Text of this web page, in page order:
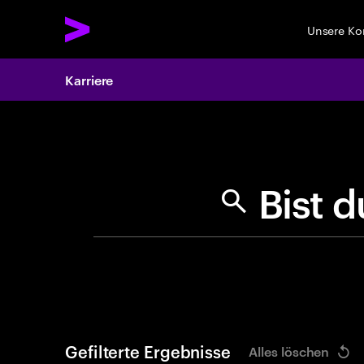
Unsere
Karriere
Bist d
Gefilterte Ergebnisse Alles löschen